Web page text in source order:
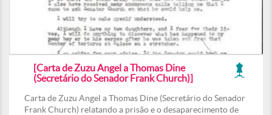
[Carta de Zuzu Angel a Thomas Dine
(Secretário do Senador Frank Church)]
Carta de Zuzu Angel a Thomas Dine (Secretário do Senador
Frank Church) relatando a prisão e o desaparecimento de